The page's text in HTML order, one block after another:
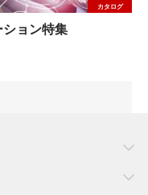
カタログ
ョン特集